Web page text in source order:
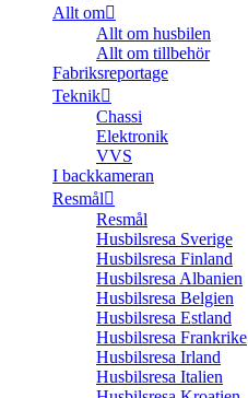
Allt om
Allt om husbilen
Allt om tillbehör
Fabriksreportage
Teknik
Chassi
Elektronik
VVS
I backkameran
Resmål
Resmål
Husbilsresa Sverige
Husbilsresa Finland
Husbilsresa Albanien
Husbilsresa Belgien
Husbilsresa Estland
Husbilsresa Frankrike
Husbilsresa Irland
Husbilsresa Italien